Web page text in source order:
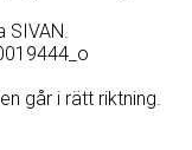
SIVAN.
går i rätt riktning.